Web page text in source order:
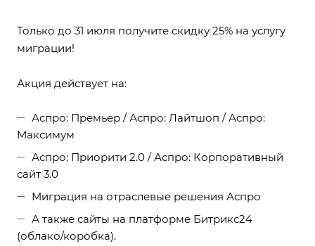
Только до 31 июля получите скидку 25% на услугу
миграции!
Акция действует на:
Аспро: Премьер / Аспро: Лайтшоп / Аспро:
Максимум
Аспро: Приорити 2.0 / Аспро: Корпоративный
сайт 3.0
Миграция на отраслевые решения Аспро
А также сайты на платформе Битрикс24
(облако/коробка).